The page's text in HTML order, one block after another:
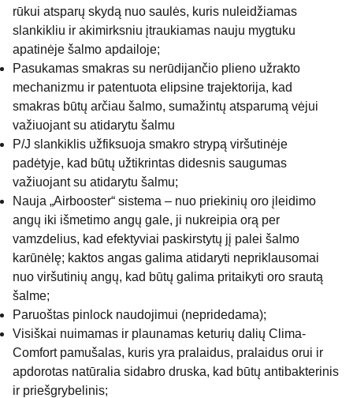
rūkui atsparų skydą nuo saulės, kuris nuleidžiamas
slankikliu ir akimirksniu įtraukiamas nauju mygtuku
apatinėje šalmo apdailoje;
Pasukamas smakras su nerūdijančio plieno užrakto
mechanizmu ir patentuota elipsine trajektorija, kad
smakras būtų arčiau šalmo, sumažintų atsparumą vėjui
važiuojant su atidarytu šalmu
P/J slankiklis užfiksuoja smakro strypą viršutinėje
padėtyje, kad būtų užtikrintas didesnis saugumas
važiuojant su atidarytu šalmu;
Nauja „Airbooster“ sistema – nuo ​​priekinių oro įleidimo
angų iki išmetimo angų gale, ji nukreipia orą per
vamzdelius, kad efektyviai paskirstytų jį palei šalmo
karūnėlę; kaktos angas galima atidaryti nepriklausomai
nuo viršutinių angų, kad būtų galima pritaikyti oro srautą
šalme;
Paruoštas pinlock naudojimui (nepridedama);
Visiškai nuimamas ir plaunamas keturių dalių Clima-
Comfort pamušalas, kuris yra pralaidus, pralaidus orui ir
apdorotas natūralia sidabro druska, kad būtų antibakterinis
ir priešgrybelinis;